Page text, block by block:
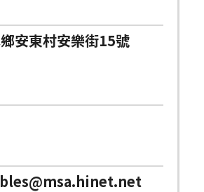
安東村安樂街15號